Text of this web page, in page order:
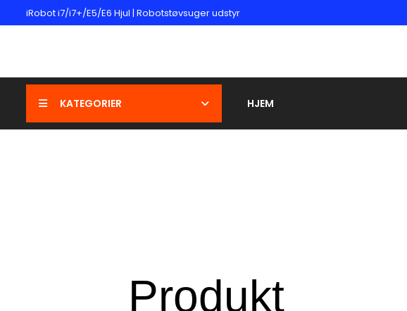
iRobot i7/i7+/E5/E6 Hjul | Robotstøvsuger udstyr
KATEGORIER HJEM